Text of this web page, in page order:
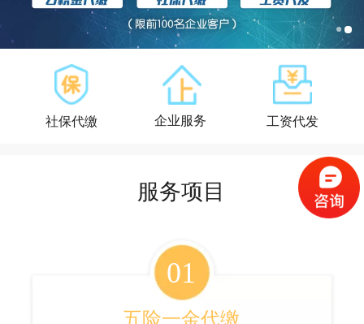
社保代缴 企业服务 工资代发
服务项目
01
五险一金代缴